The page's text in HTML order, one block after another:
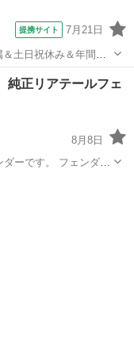
提携サイト 7月21日
土日祝休み＆年間休
OK＆無料駐車場あり
大宮市》 人気の
正リアテールフェ
8月8日
フェンダー